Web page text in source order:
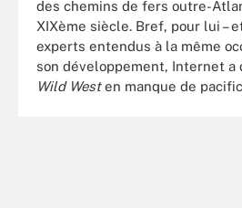
des chemins de fers outre-
XIXème siècle. Bref, pour lui –
experts entendus à la même
son développement, Internet a
Wild Westen manque de